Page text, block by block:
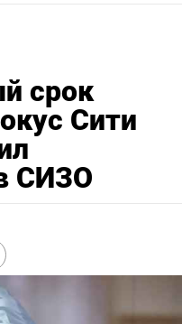
срок
Сити
СИЗО